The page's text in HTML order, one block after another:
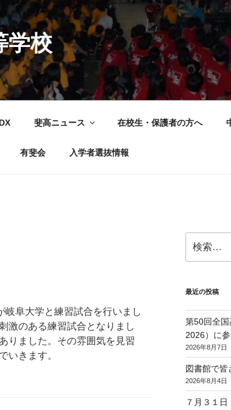
学校
斐高ニュース 在校生・保護者の方へ
有斐会 入学者選抜情報
阜大学と練習試合を行いまし
激のある練習試合となりまし
りました。その雰囲気を見習
いきます。
索:
最近の投稿
第50回全
2026）に参
2026年8月7日
図書館で皆
2026年8月4日
７月３１